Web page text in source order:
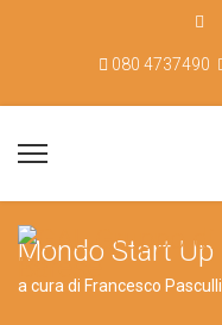
080 4737490
Mondo Start Up
a cura di Francesco Pasculli